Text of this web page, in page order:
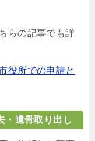
らの記事でも詳
役所での申請と
・遺骨取り出し